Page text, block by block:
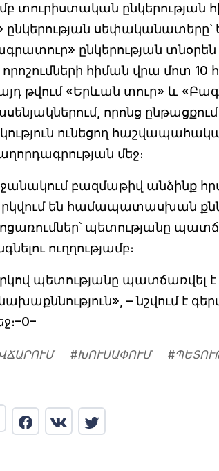
տուրիստական ընկերության
սեփականատերը՝
ընկերության
հիման վրա մոտ 10
այդ թվում «Երևան տուր» և
որոնց
ունեցող
մեջ։
բազմաթիվ անձինք
են համապատասխան
պետությանը
ուղղությամբ։
պետությանը պատճառվել է
– նշվում է
ՎՃԱՐՈՒՄ #ԽՈՒՍԱՓՈՒՄ #